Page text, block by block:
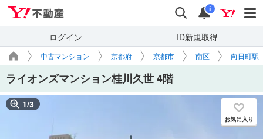
検索 通知
i
ログイン ID新規取得
中古マンション 京都府 京都市 南区 向日町駅
ライオンズマンション桂川久世 4階
1/3
お気に入り